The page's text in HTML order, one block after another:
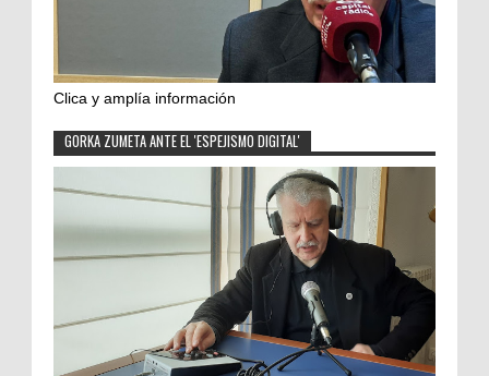
Clica y amplía información
GORKA ZUMETA ANTE EL 'ESPEJISMO DIGITAL'